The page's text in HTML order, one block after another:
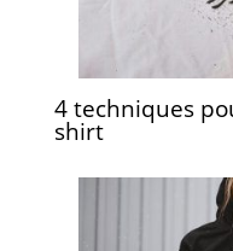
4 techniques
shirt